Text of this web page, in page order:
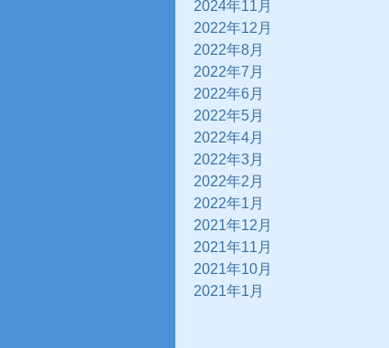
2024年11月
2022年12月
2022年8月
2022年7月
2022年6月
2022年5月
2022年4月
2022年3月
2022年2月
2022年1月
2021年12月
2021年11月
2021年10月
2021年1月